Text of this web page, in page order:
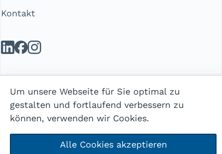
Kontakt
© 2026 webways AG
Um unsere Webseite für Sie optimal zu
gestalten und fortlaufend verbessern zu
können, verwenden wir Cookies.
Alle Cookies akzeptieren